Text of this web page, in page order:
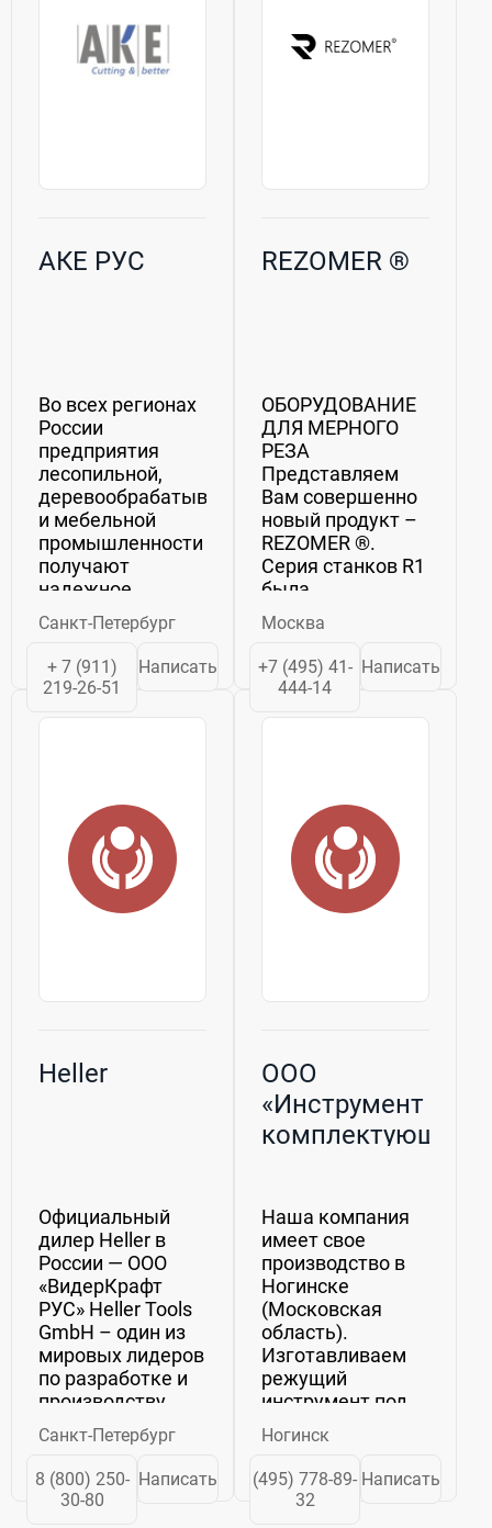
АКЕ РУС
Во всех регионах
России
предприятия
лесопильной,
деревообрабатывающей
и мебельной
промышленности
получают
надежное
обеспечение
режущим
инструментом от
компании АКЕ.
одним из
режущего
твердосплавного...
Санкт-Петербург
+ 7 (911)
219-26-51
Написать
REZOMER ®
ОБОРУДОВАНИЕ
ДЛЯ МЕРНОГО
РЕЗА
Представляем
Вам совершенно
новый продукт –
REZOMER ®.
Серия станков R1
была
разработана
нашей командой
на основе 20
летнего опыта по
резательного
профессионализм,...
Москва
+7 (495) 41-
444-14
Написать
Heller
Официальный
дилер Heller в
России — ООО
«ВидерКрафт
РУС» Heller Tools
GmbH – один из
мировых лидеров
по разработке и
производству
профессиональной
оснастки для
сверления и
обработки
Санкт-Петербург
8 (800) 250-
30-80
Написать
ООО
«Инструмент и
комплектующие»
Наша компания
имеет свое
производство в
Ногинске
(Московская
область).
Изготавливаем
режущий
инструмент под
собственной
торговой маркой
Patriot. Основные
товарные группы:
Ногинск
(495) 778-89-
32
Написать